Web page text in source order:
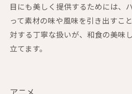
目にも美しく提供するためには、
って素材の味や風味を引き出すこ
対する丁寧な扱いが、和食の美味
立てます。